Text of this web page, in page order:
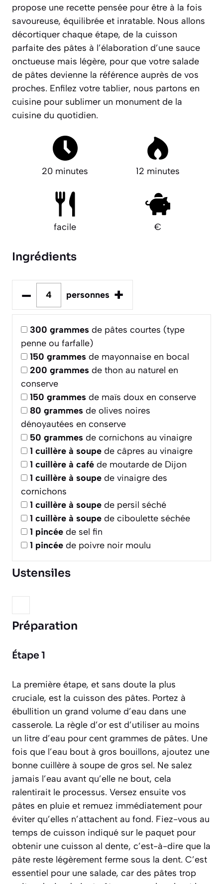
propose une recette pensée pour être à la fois
savoureuse, équilibrée et inratable. Nous allons
décortiquer chaque étape, de la cuisson
parfaite des pâtes à l’élaboration d’une sauce
onctueuse mais légère, pour que votre salade
de pâtes devienne la référence auprès de vos
proches. Enfilez votre tablier, nous partons en
cuisine pour sublimer un monument de la
cuisine du quotidien.
20 minutes 12 minutes
facile €
Ingrédients
– personnes +
300 grammes de pâtes courtes (type
penne ou farfalle)
150 grammes de mayonnaise en bocal
200 grammes de thon au naturel en
conserve
150 grammes de maïs doux en conserve
80 grammes de olives noires
dénoyautées en conserve
50 grammes de cornichons au vinaigre
1 cuillère à soupe de câpres au vinaigre
1 cuillère à café de moutarde de Dijon
1 cuillère à soupe de vinaigre des
cornichons
1 cuillère à soupe de persil séché
1 cuillère à soupe de ciboulette séchée
1 pincée de sel fin
1 pincée de poivre noir moulu
Ustensiles
Préparation
Étape 1
La première étape, et sans doute la plus
cruciale, est la cuisson des pâtes. Portez à
ébullition un grand volume d’eau dans une
casserole. La règle d’or est d’utiliser au moins
un litre d’eau pour cent grammes de pâtes. Une
fois que l’eau bout à gros bouillons, ajoutez une
bonne cuillère à soupe de gros sel. Ne salez
jamais l’eau avant qu’elle ne bout, cela
ralentirait le processus. Versez ensuite vos
pâtes en pluie et remuez immédiatement pour
éviter qu’elles n’attachent au fond. Fiez-vous au
temps de cuisson indiqué sur le paquet pour
obtenir une cuisson al dente, c’est-à-dire que la
pâte reste légèrement ferme sous la dent. C’est
essentiel pour une salade, car des pâtes trop